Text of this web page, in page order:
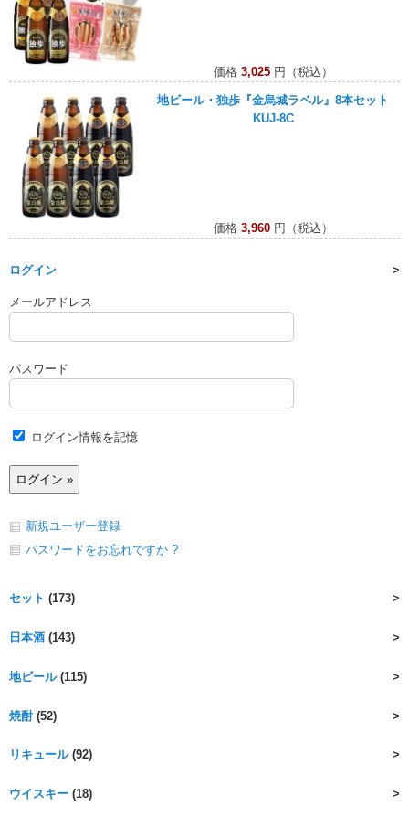
価格 3,025円（税込）
地ビール・独歩『金烏城ラベル』8本セット
KUJ-8C
価格 3,960円（税込）
ログイン
メールアドレス
パスワード
ログイン情報を記憶
新規ユーザー登録
パスワードをお忘れですか ?
セット (173)
日本酒 (143)
地ビール(115)
焼酎(52)
リキュール(92)
ウイスキー (18)